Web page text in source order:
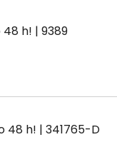
| 9389
| 341765-D